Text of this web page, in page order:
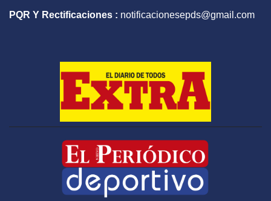
PQR Y Rectificaciones : notificacionesepds@gmail.com